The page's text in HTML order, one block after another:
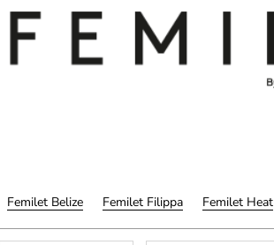
Femilet Belize Femilet Filippa Femilet Heat